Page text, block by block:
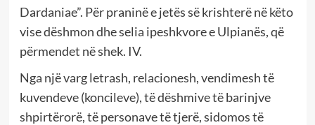
Dardaniae”. Për praninë e jetës së krishterë në këto
vise dëshmon dhe selia ipeshkvore e Ulpianës, që
përmendet në shek. IV.
Nga një varg letrash, relacionesh, vendimesh të
kuvendeve (koncileve), të dëshmive të barinjve
shpirtërorë, të personave të tjerë, sidomos të